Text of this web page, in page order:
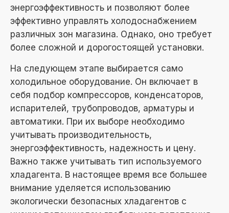
энергоэффективность и позволяют более
эффективно управлять холодоснабжением
различных зон магазина. Однако, оно требует
более сложной и дорогостоящей установки.
На следующем этапе выбирается само
холодильное оборудование. Он включает в
себя подбор компрессоров, конденсаторов,
испарителей, трубопроводов, арматуры и
автоматики. При их выборе необходимо
учитывать производительность,
энергоэффективность, надежность и цену.
Важно также учитывать тип используемого
хладагента. В настоящее время все большее
внимание уделяется использованию
экологически безопасных хладагентов с